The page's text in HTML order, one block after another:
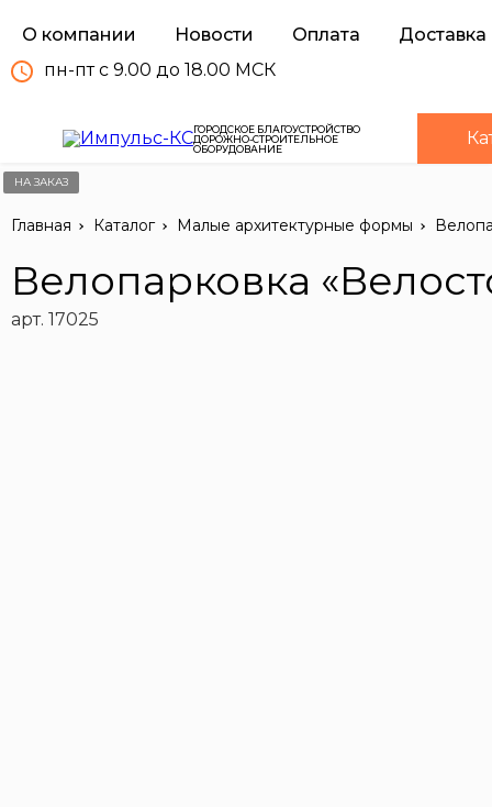
О компании Новости Оплата
Доставка
пн-пт с 9.00 до 18.00 МСК
ГОРОДСКОЕ БЛАГОУСТРОЙСТВО
ДОРОЖНО-СТРОИТЕЛЬНОЕ
ОБОРУДОВАНИЕ
Главная Каталог Малые архитектурные формы
Велопарковка
арт. 17025
НА ЗАКАЗ